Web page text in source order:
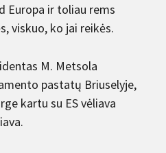
Europa ir toliau rems
viskuo, ko jai reikės.
M. Metsola
pastatų Briuselyje,
kartu su ES vėliava